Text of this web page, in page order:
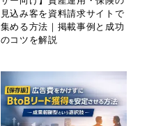
見込み客を資料請求サイトで
集める方法｜掲載事例と成功
のコツを解説